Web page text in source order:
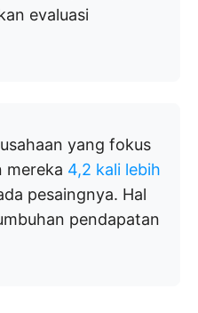
evaluasi
yang fokus
mereka 4,2 kali lebih
pesaingnya. Hal
pendapatan